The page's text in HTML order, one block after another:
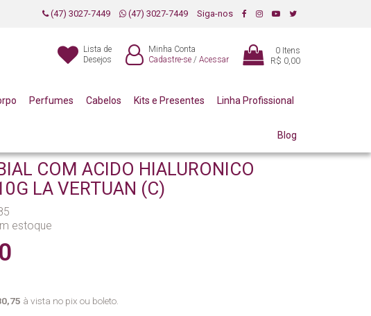
(47) 3027-7449 (47) 3027-7449 Siga-nos
Lista de
Desejos
Minha Conta
Cadastre-se / Acessar
0 Itens
R$ 0,00
Perfumes Cabelos Kits e Presentes Linha Profissional
Blog
COM ACIDO HIALURONICO
LA VERTUAN (C)
estoque
à vista no pix ou boleto.